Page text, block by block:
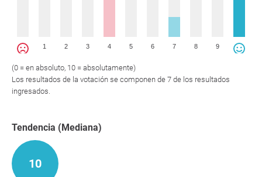
1 2 3 4 5 6 7 8 9
(0 = en absoluto, 10 = absolutamente)
Los resultados de la votación se componen de 7 de los resultados
ingresados.
Tendencia (Mediana)
10